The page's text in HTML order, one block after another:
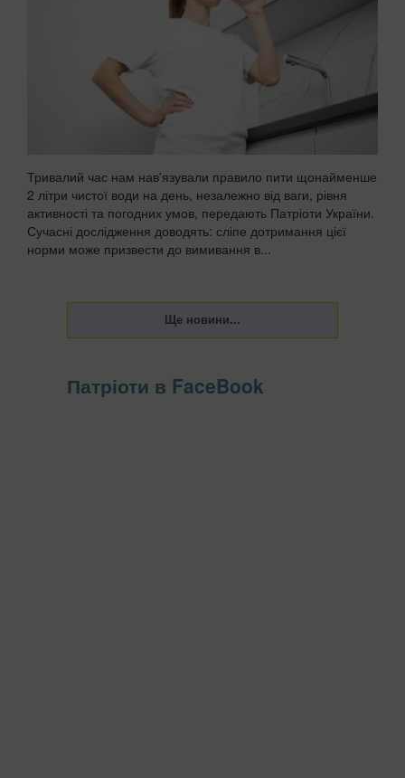
Тривалий час нам нав'язували правило пити щонайменше
2 літри чистої води на день, незалежно від ваги, рівня
активності та погодних умов, передають Патріоти України.
Сучасні дослідження доводять: сліпе дотримання цієї
норми може призвести до вимивання в...
Патріоти в FaceBook